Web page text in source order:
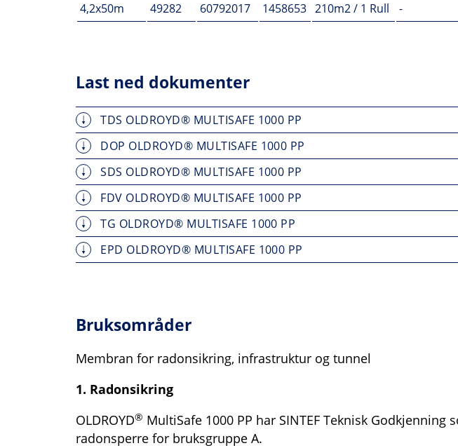
4,2x50m
49282 60792017 1458653 210m2 / 1 Rull -
Last ned dokumenter
TDS OLDROYD® MULTISAFE 1000 PP
DOP OLDROYD® MULTISAFE 1000 PP
SDS OLDROYD® MULTISAFE 1000 PP
FDV OLDROYD® MULTISAFE 1000 PP
TG OLDROYD® MULTISAFE 1000 PP
EPD OLDROYD® MULTISAFE 1000 PP
Bruksområder
Membran for radonsikring, infrastruktur og tunnel
1. Radonsikring
OLDROYD® MultiSafe 1000 PP har SINTEF Teknisk Godkjenning
radonsperre for bruksgruppe A.